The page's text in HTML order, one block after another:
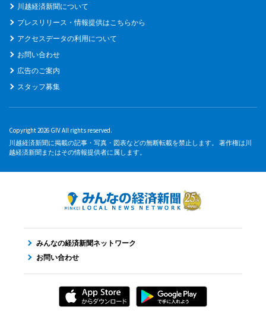
川越経済新聞について
プレスリリース・情報提供はこちらから
アクセスデータの利用について
お問い合わせ
広告のご案内
スタッフ募集
Copyright 2026 GIV All rights reserved.
川越経済新聞に掲載の記事・写真・図表などの無断転載を禁止します。 著作権は川
越経済新聞またはその情報提供者に属します。
みんなの経済新聞ネットワーク
お問い合わせ